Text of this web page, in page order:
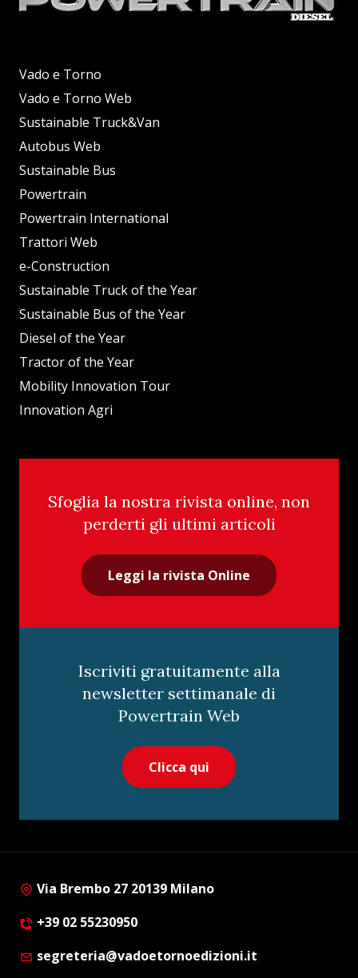
Vado e Torno
Vado e Torno Web
Sustainable Truck&Van
Autobus Web
Sustainable Bus
Powertrain
Powertrain International
Trattori Web
e-Construction
Sustainable Truck of the Year
Sustainable Bus of the Year
Diesel of the Year
Tractor of the Year
Mobility Innovation Tour
Innovation Agri
Sfoglia la nostra rivista online, non
perderti gli ultimi articoli
Leggi la rivista Online
Iscriviti gratuitamente alla
newsletter settimanale di
Powertrain Web
Clicca qui
Via Brembo 27 20139 Milano
+39 02 55230950
segreteria@vadoetornoedizioni.it